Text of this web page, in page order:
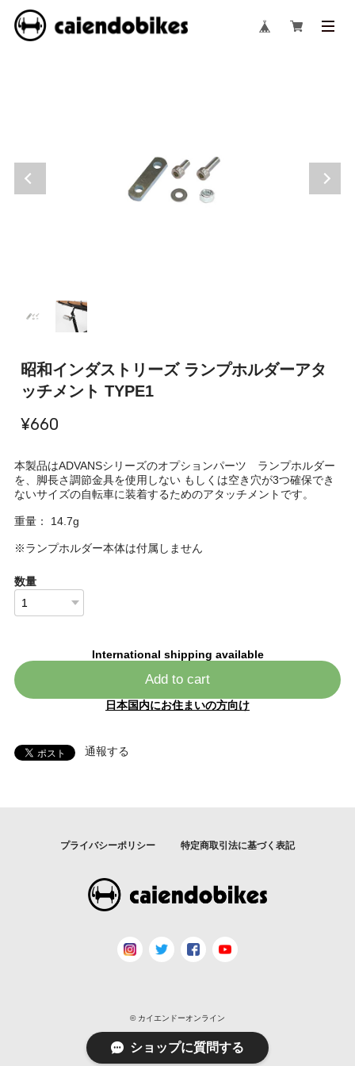
昭和インダストリーズ ランプホルダーアタ
ッチメント TYPE1
¥660
本製品はADVANSシリーズのオプションパーツ ランプホルダー
を、脚長さ調節金具を使用しない もしくは空き穴が3つ確保でき
ないサイズの自転車に装着するためのアタッチメントです。
重量： 14.7g
※ランプホルダー本体は付属しません
数量
International shipping available
Add to cart
日本国内にお住まいの方向け
通報する
プライバシーポリシー 特定商取引法に基づく表記
© カイエンドーオンライン
ショップに質問する